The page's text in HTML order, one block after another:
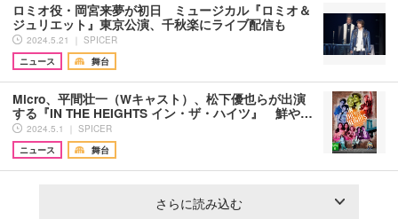
ロミオ役・岡宮来夢が初日 ミュージカル『ロミオ＆
ジュリエット』東京公演、千秋楽にライブ配信も
2024.5.21 ｜ SPICER
ニュース
舞台
Micro、平間壮一（Wキャスト）、松下優也らが出演
する『IN THE HEIGHTS イン・ザ・ハイツ』 鮮や…
2024.5.1 ｜ SPICER
ニュース
舞台
さらに読み込む